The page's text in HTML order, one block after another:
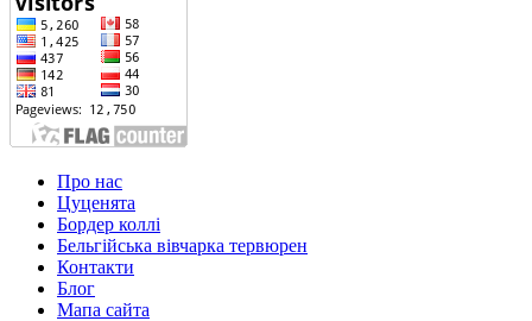
Про нас
Цуценята
Бордер коллі
Бельгійська вівчарка тервюрен
Контакти
Блог
Мапа сайта